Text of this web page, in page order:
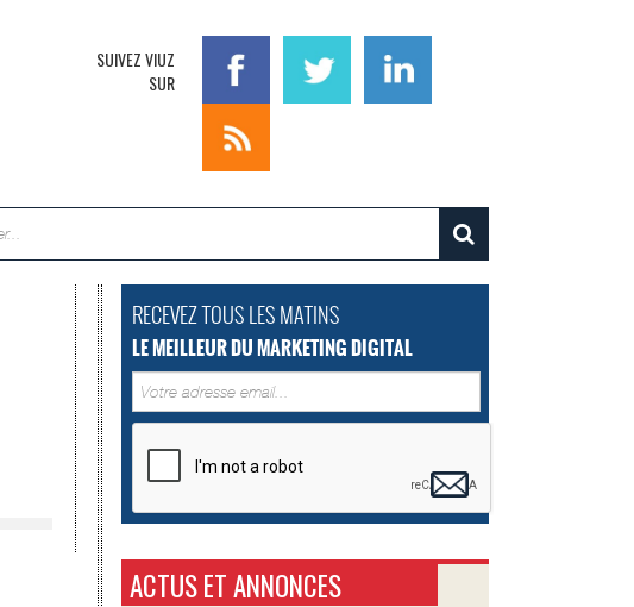
SUIVEZ VIUZ
SUR
RECEVEZ TOUS LES MATINS
LE MEILLEUR DU MARKETING DIGITAL
ACTUS ET ANNONCES